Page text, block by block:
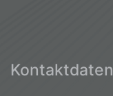
Kontaktdaten